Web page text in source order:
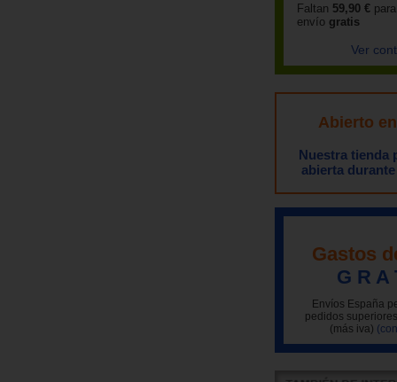
Faltan 59,90 €
envío gratis
Ver
Abierto
Nuestra tienda
abierta
Gastos
G R A
Envíos España
pedidos
(más iva)